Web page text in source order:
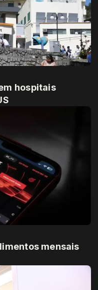
hospitais
mensais